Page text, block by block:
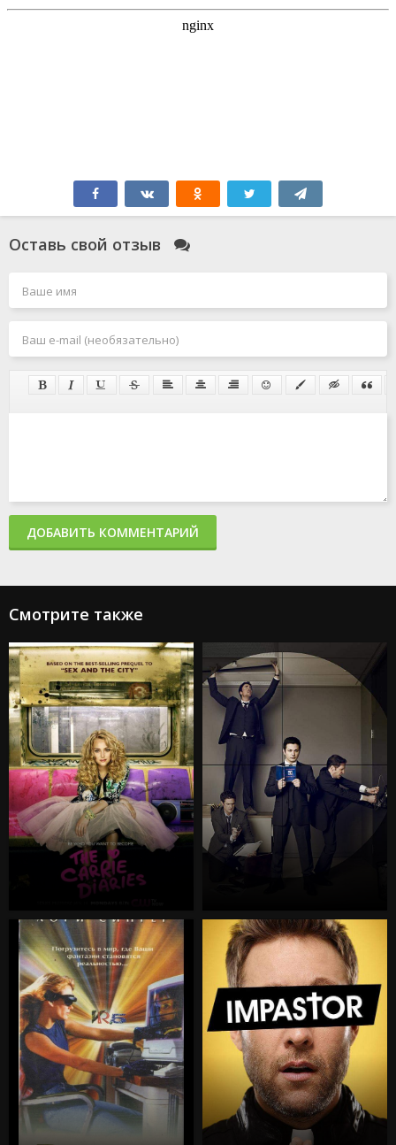
Оставь свой отзыв
ДОБАВИТЬ КОММЕНТАРИЙ
Смотрите также